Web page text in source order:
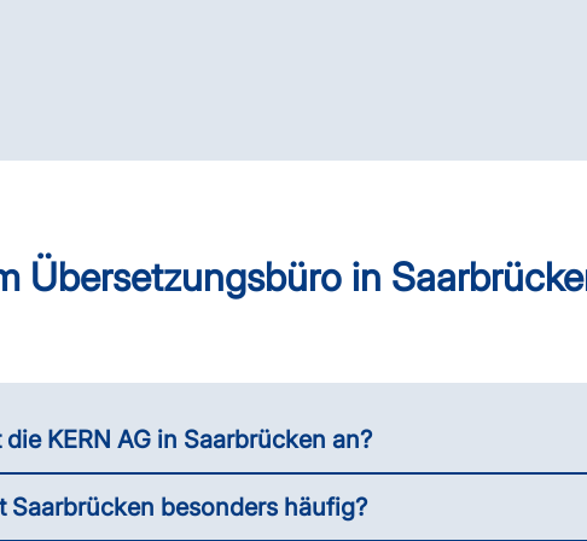
Übersetzungsbüro in
KERN AG in Saarbrücken an?
Saarbrücken besonders häufig?